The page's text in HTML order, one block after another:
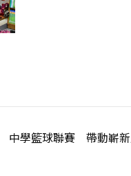
中學籃球聯賽 帶動嶄